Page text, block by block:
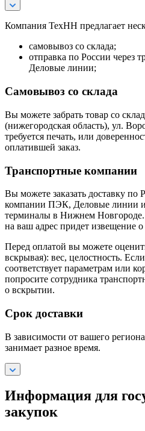
Компания ТехНН предлагает
самовывоз со склада;
отправка по России через
Деловые линии;
Самовывоз со склада
Вы можете забрать товар со
(нижегородская область), ул.
требуется печать, или
оплатившей заказ.
Транспортные компании
Вы можете заказать доставку по
компании ПЭК, Деловые линии
терминалы в Нижнем
на ваш адрес придет извещение
Перед оплатой вы можете
вскрывая): вес, целостность.
соответствует параметрам или
попросите сотрудника
о вскрытии.
Срок доставки
В зависимости от вашего
занимает разное время.
Информация для
закупок